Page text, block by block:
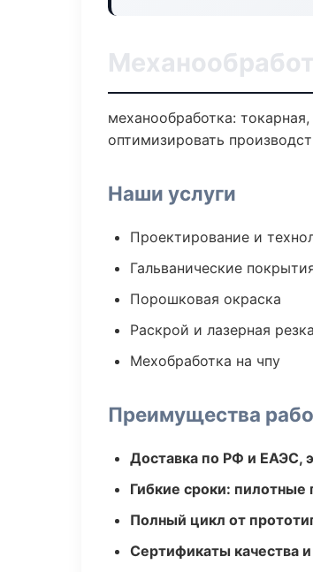
механообработка:
оптимизировать
Наши услуги
Проектирование и
Гальванические
Порошковая окраска
Раскрой и лазерная резка
Мехобработка на чпу
Преимущества
Доставка по РФ и ЕАЭС,
Гибкие сроки: пилотные
Полный цикл от
Сертификаты качества